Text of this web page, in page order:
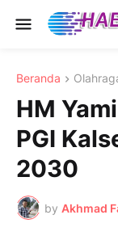
Beranda
HM
PGI
2030
by Akhmad